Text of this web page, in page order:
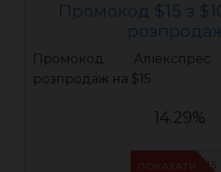
Промокод $15 з
Промокод
розпродаж на $15
14.29%
AEUA15
ПОКАЗАТИ